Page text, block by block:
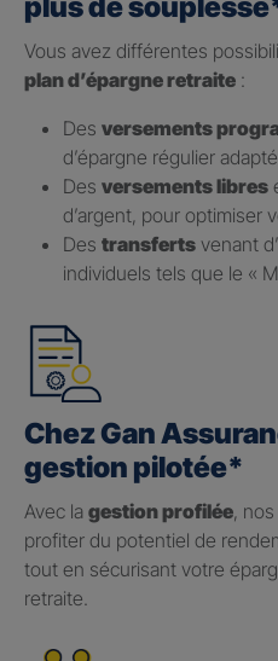
Vous avez différentes
plan d’épargne retraite :
Des versements
d’épargne régulier
Des versements libres
d’argent, pour optimiser
Des transferts venant
individuels tels que le «
Chez Gan
gestion pilotée*
Avec la gestion profilée,
profiter du potentiel de
tout en sécurisant votre
retraite.